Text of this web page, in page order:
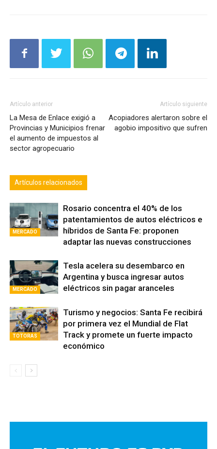
Artículo anterior
La Mesa de Enlace exigió a
Provincias y Municipios frenar
el aumento de impuestos al
sector agropecuario
Artículo siguiente
Acopiadores alertaron sobre el
agobio impositivo que sufren
Artículos relacionados
MERCADO
Rosario concentra el 40% de los
patentamientos de autos eléctricos e
híbridos de Santa Fe: proponen
adaptar las nuevas construcciones
MERCADO
Tesla acelera su desembarco en
Argentina y busca ingresar autos
eléctricos sin pagar aranceles
TOTORAS
Turismo y negocios: Santa Fe recibirá
por primera vez el Mundial de Flat
Track y promete un fuerte impacto
económico